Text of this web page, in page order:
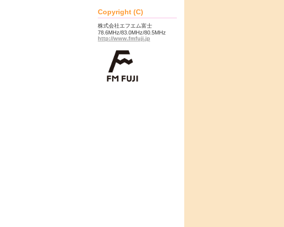
Copyright (C)
株式会社エフエム富士
78.6MHz/83.0MHz/80.5MHz
http://www.fmfuji.jp